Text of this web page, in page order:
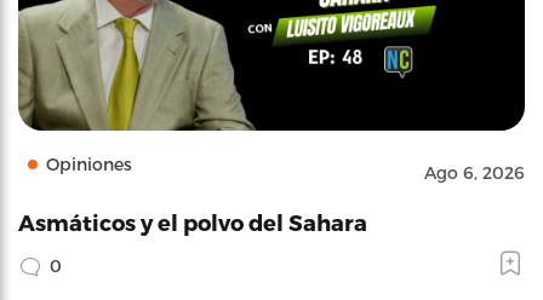
Opiniones Ago 6, 2026
Asmáticos y el polvo del Sahara
0